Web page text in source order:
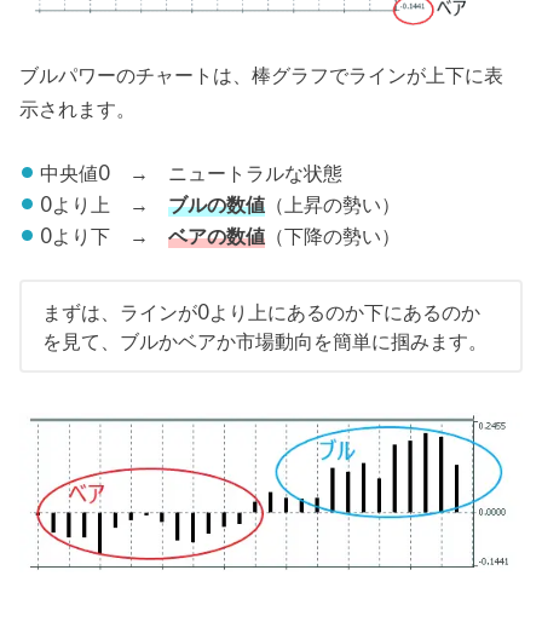
ブルパワーのチャートは、棒グラフでラインが上下に表
示されます。
中央値0 → ニュートラルな状態
0より上 → ブルの数値（上昇の勢い）
0より下 → ベアの数値（下降の勢い）
まずは、ラインが0より上にあるのか下にあるのか
を見て、ブルかベアか市場動向を簡単に掴みます。